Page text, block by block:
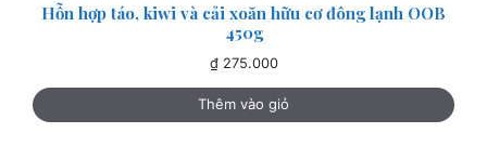
Hỗn hợp táo, kiwi và cải xoăn hữu cơ đông lạnh OOB
450g
₫275.000
Thêm vào giỏ